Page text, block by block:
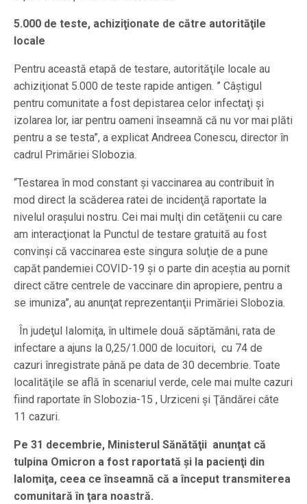
5.000 de teste, achiziţionate de către autorităţile
locale
Pentru această etapă de testare, autorităţile locale au
achiziţionat 5.000 de teste rapide antigen. ” Câştigul
pentru comunitate a fost depistarea celor infectaţi şi
izolarea lor, iar pentru oameni înseamnă că nu vor mai plăti
pentru a se testa”, a explicat Andreea Conescu, director în
cadrul Primăriei Slobozia.
“Testarea în mod constant şi vaccinarea au contribuit în
mod direct la scăderea ratei de incidenţă raportate la
nivelul oraşului nostru. Cei mai mulţi din cetăţenii cu care
am interacţionat la Punctul de testare gratuită au fost
convinşi că vaccinarea este singura soluţie de a pune
capăt pandemiei COVID-19 şi o parte din aceştia au pornit
direct către centrele de vaccinare din apropiere, pentru a
se imuniza”, au anunţat reprezentanţii Primăriei Slobozia.
În judeţul Ialomiţa, în ultimele două săptămâni, rata de
infectare a ajuns la 0,25/1.000 de locuitori, cu 74 de
cazuri înregistrate până pe data de 30 decembrie. Toate
localităţile se află în scenariul verde, cele mai multe cazuri
fiind raportate în Slobozia-15 , Urziceni şi Ţăndărei câte
11 cazuri.
Pe 31 decembrie, Ministerul Sănătăţii anunţat că
tulpina Omicron a fost raportată şi la pacienţi din
Ialomiţa, ceea ce înseamnă că a început transmiterea
comunitară în ţara noastră.